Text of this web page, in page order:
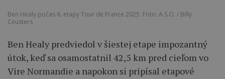
Ben Healy počas 6. etapy Tour de France 2025. Foto: A.S.O. / Billy
Ceusters
Ben Healy predviedol v šiestej etape impozantný
útok, keď sa osamostatnil 42,5 km pred cieľom vo
Vire Normandie a napokon si pripísal etapové